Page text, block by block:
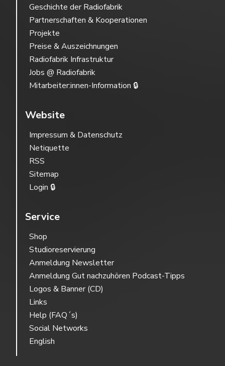
Geschichte der Radiofabrik
Partnerschaften & Kooperationen
Projekte
Preise & Auszeichnungen
Radiofabrik Infrastruktur
Jobs @ Radiofabrik
Mitarbeiter:innen-Information 🔒
Website
Impressum & Datenschutz
Netiquette
RSS
Sitemap
Login 🔒
Service
Shop
Studioreservierung
Anmeldung Newsletter
Anmeldung Gut nachzuhören Podcast-Tipps
Logos & Banner (CD)
Links
Help (FAQ´s)
Social Networks
English